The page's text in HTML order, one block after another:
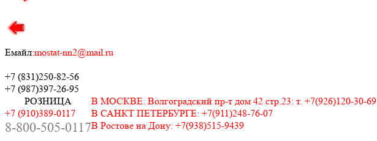
Емайл:mostat-nn2@mail.ru
+7 (831)250-82-56
+7 (987)397-26-95
РОЗНИЦА
+7 (910)389-0117
8-800-505-0117
В МОСКВЕ: Волгоградский пр-т дом 42 стр.23: т. +7(926)120-30-69
В САНКТ ПЕТЕРБУРГЕ: +7(911)248-76-07
В Ростове на Дону: +7(938)515-9439